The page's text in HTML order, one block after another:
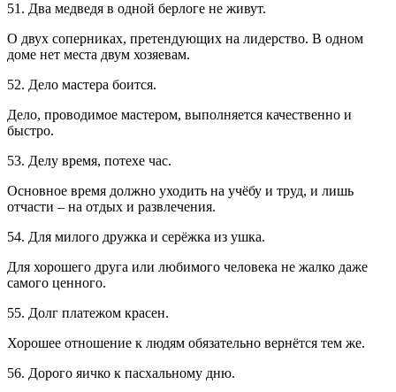
51. Два медведя в одной берлоге не живут.
О двух соперниках, претендующих на лидерство. В одном
доме нет места двум хозяевам.
52. Дело мастера боится.
Дело, проводимое мастером, выполняется качественно и
быстро.
53. Делу время, потехе час.
Основное время должно уходить на учёбу и труд, и лишь
отчасти – на отдых и развлечения.
54. Для милого дружка и серёжка из ушка.
Для хорошего друга или любимого человека не жалко даже
самого ценного.
55. Долг платежом красен.
Хорошее отношение к людям обязательно вернётся тем же.
56. Дорого яичко к пасхальному дню.